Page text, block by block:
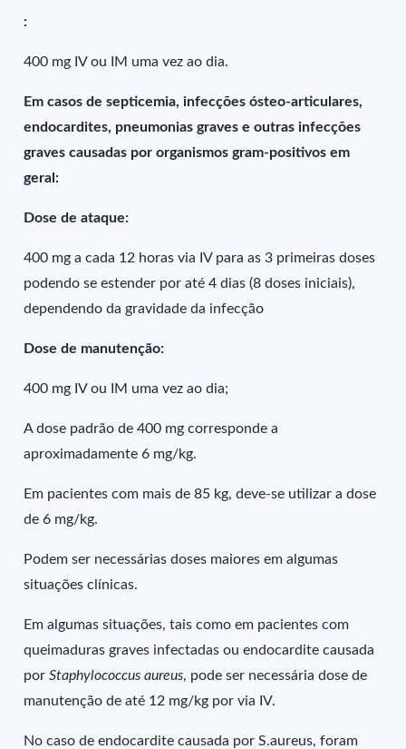
:
400 mg IV ou IM uma vez ao dia.
Em casos de septicemia, infecções ósteo-articulares,
endocardites, pneumonias graves e outras infecções
graves causadas por organismos gram-positivos em
geral:
Dose de ataque:
400 mg a cada 12 horas via IV para as 3 primeiras doses
podendo se estender por até 4 dias (8 doses iniciais),
dependendo da gravidade da infecção
Dose de manutenção:
400 mg IV ou IM uma vez ao dia;
A dose padrão de 400 mg corresponde a
aproximadamente 6 mg/kg.
Em pacientes com mais de 85 kg, deve-se utilizar a dose
de 6 mg/kg.
Podem ser necessárias doses maiores em algumas
situações clínicas.
Em algumas situações, tais como em pacientes com
queimaduras graves infectadas ou endocardite causada
porStaphylococcus aureus, pode ser necessária dose de
manutenção de até 12 mg/kg por via IV.
No caso de endocardite causada por S.aureus, foram